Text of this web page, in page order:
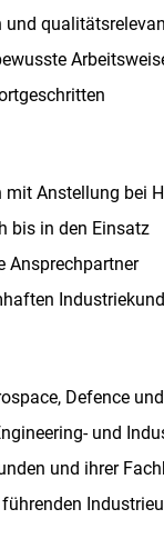
Anstellung bei
bis in den Einsatz
Ansprechpartner
Defence
und
und ihrer